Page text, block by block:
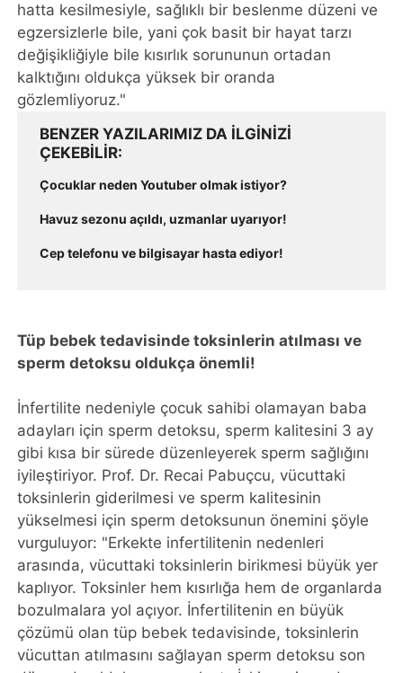
hatta kesilmesiyle, sağlıklı bir beslenme düzeni ve
egzersizlerle bile, yani çok basit bir hayat tarzı
değişikliğiyle bile kısırlık sorununun ortadan
kalktığını oldukça yüksek bir oranda
gözlemliyoruz."
BENZER YAZILARIMIZ DA ILGINIZI
ÇEKEBILIR
Çocuklar neden Youtuber olmak istiyor?
Havuz sezonu açıldı, uzmanlar uyarıyor!
Cep telefonu ve bilgisayar hasta ediyor!
Tüp bebek tedavisinde toksinlerin atılması ve
sperm detoksu oldukça önemli!
İnfertilite nedeniyle çocuk sahibi olamayan baba
adayları için sperm detoksu, sperm kalitesini 3 ay
gibi kısa bir sürede düzenleyerek sperm sağlığını
iyileştiriyor. Prof. Dr. Recai Pabuçcu, vücuttaki
toksinlerin giderilmesi ve sperm kalitesinin
yükselmesi için sperm detoksunun önemini şöyle
vurguluyor: "Erkekte infertilitenin nedenleri
arasında, vücuttaki toksinlerin birikmesi büyük yer
kaplıyor. Toksinler hem kısırlığa hem de organlarda
bozulmalara yol açıyor. İnfertilitenin en büyük
çözümü olan tüp bebek tedavisinde, toksinlerin
vücuttan atılmasını sağlayan sperm detoksu son